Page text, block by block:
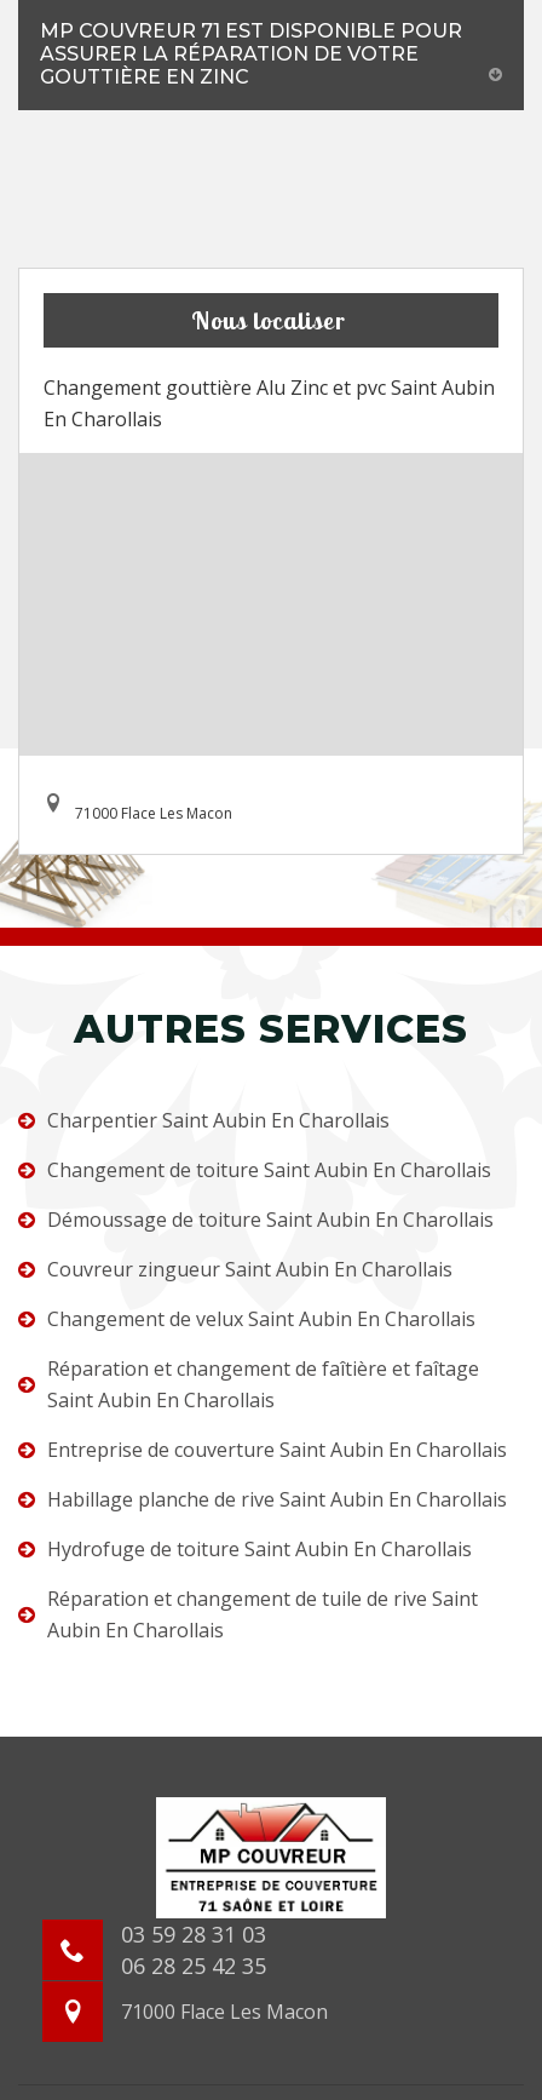
MP COUVREUR 71 EST DISPONIBLE POUR
ASSURER LA RÉPARATION DE VOTRE
GOUTTIÈRE EN ZINC
Nous localiser
Changement gouttière Alu Zinc et pvc Saint Aubin
En Charollais
71000 Flace Les Macon
AUTRES SERVICES
Charpentier Saint Aubin En Charollais
Changement de toiture Saint Aubin En Charollais
Démoussage de toiture Saint Aubin En Charollais
Couvreur zingueur Saint Aubin En Charollais
Changement de velux Saint Aubin En Charollais
Réparation et changement de faîtière et faîtage
Saint Aubin En Charollais
Entreprise de couverture Saint Aubin En Charollais
Habillage planche de rive Saint Aubin En Charollais
Hydrofuge de toiture Saint Aubin En Charollais
Réparation et changement de tuile de rive Saint
Aubin En Charollais
03 59 28 31 03
06 28 25 42 35
71000 Flace Les Macon